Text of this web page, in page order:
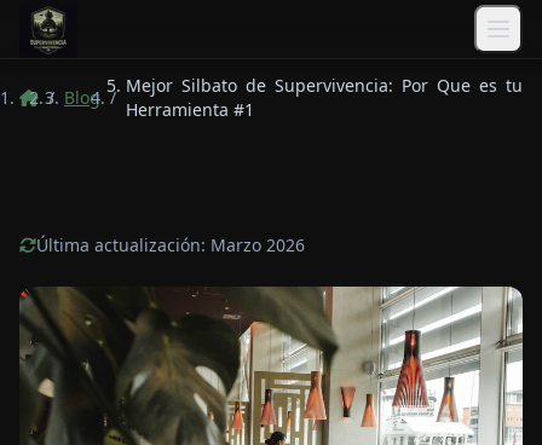
Saltar al contenido principal
/ Blog /
Mejor Silbato de Supervivencia: Por Que es tu
Herramienta #1
Última actualización: Marzo 2026